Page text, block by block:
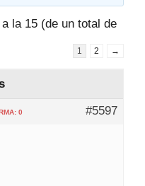
la 15 (de un total de
1 2 →
#5597
0